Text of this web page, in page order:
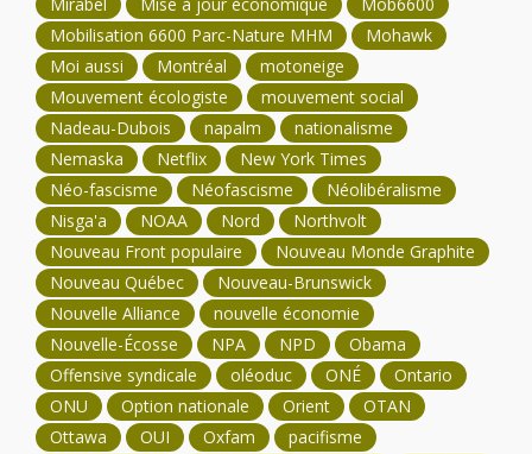
Mobilisation 6600 Parc-Nature MHM
Mohawk
Moi aussi
Montréal
motoneige
Mouvement écologiste
mouvement social
Nadeau-Dubois
napalm
nationalisme
Nemaska
Netflix
New York Times
Néo-fascisme
Néofascisme
Néolibéralisme
Nisga'a
NOAA Nord
Northvolt
Nouveau Front populaire
Nouveau Monde Graphite
Nouveau Québec
Nouveau-Brunswick
Nouvelle Alliance
nouvelle économie
Nouvelle-Écosse
NPA NPD
Obama
Offensive syndicale
oléoduc ONÉ
Ontario
ONU
Option nationale Orient
OTAN
Ottawa
OUI Oxfam
pacifisme